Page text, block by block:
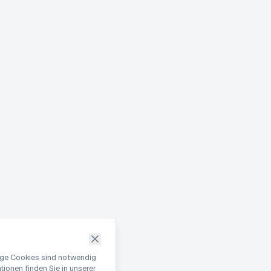
Cookies sind notwendig
finden Sie in unserer